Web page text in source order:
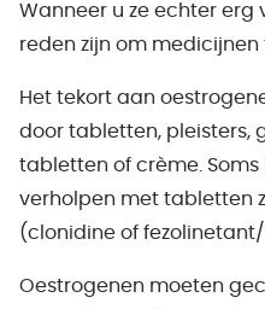
Wanneer u ze echter erg
reden zijn om medicijnen
Het tekort aan
door tabletten, pleisters,
tabletten of crème.
verholpen met tabletten
(clonidine of fezolinetant/
Oestrogenen moeten